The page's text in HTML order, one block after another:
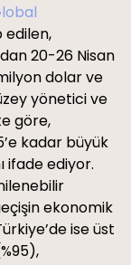
edilen,
20-26 Nisan
dolar ve
yönetici ve
göre,
kadar büyük
ifade ediyor.
ekonomik
ise üst